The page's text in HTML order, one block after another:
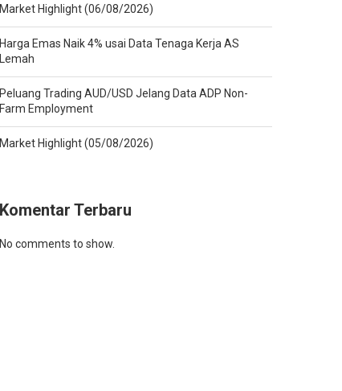
Market Highlight (06/08/2026)
Harga Emas Naik 4% usai Data Tenaga Kerja AS
Lemah
Peluang Trading AUD/USD Jelang Data ADP Non-
Farm Employment
Market Highlight (05/08/2026)
Komentar Terbaru
No comments to show.